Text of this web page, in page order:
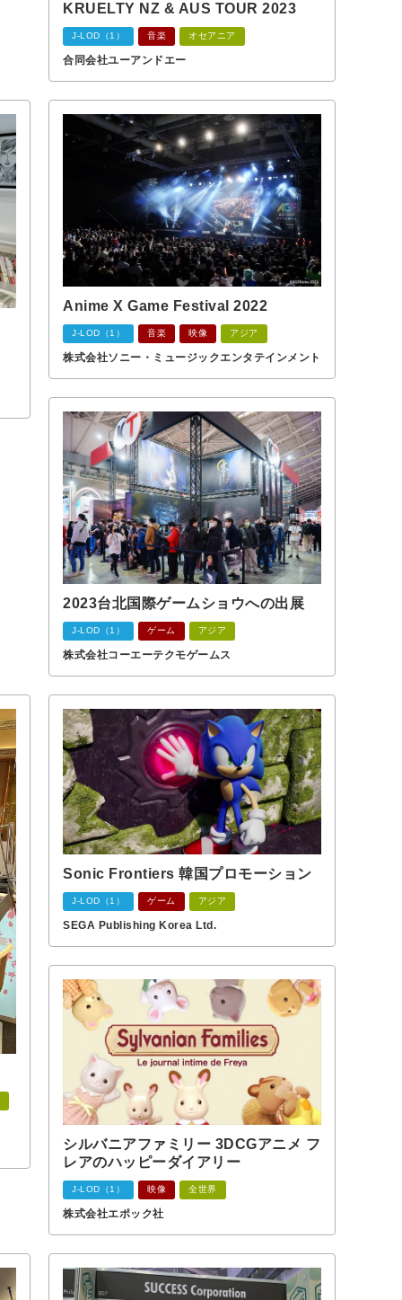
KRUELTY NZ & AUS TOUR 2023
J-LOD（1） 音楽 オセアニア
合同会社ユーアンドエー
Anime X Game Festival 2022
J-LOD（1） 音楽 映像 アジア
株式会社ソニー・ミュージックエンタテインメント
2023台北国際ゲームショウへの出展
J-LOD（1） ゲーム アジア
株式会社コーエーテクモゲームス
Sonic Frontiers 韓国プロモーション
J-LOD（1） ゲーム アジア
SEGA Publishing Korea Ltd.
シルバニアファミリー 3DCGアニメ フ
レアのハッピーダイアリー
J-LOD（1） 映像 全世界
株式会社エポック社